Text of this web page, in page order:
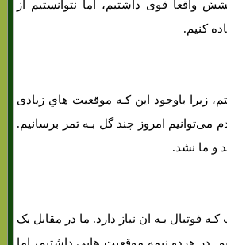
واقعا قوی داشتیم، اما نتوانستیم از
کنیم.
زیرا باوجود این کـه موقعیت هاي‌ زیادی
می‌توانیم امروز چند گل بـه ثمر برسانیم.
و ما نشد.
فوتبال بـه ان نیاز دارد. ما در مقابل یک